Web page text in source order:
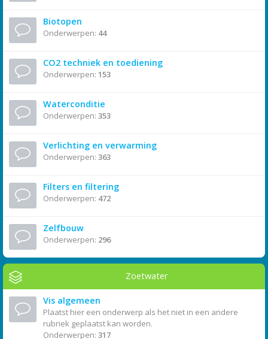
Biotopen
Onderwerpen: 44
CO2 techniek en toediening
Onderwerpen: 153
Waterconditie
Onderwerpen: 353
Verlichting en verwarming
Onderwerpen: 363
Filters en filtering
Onderwerpen: 472
Zelfbouw
Onderwerpen: 296
Zoetwater
Vis algemeen
Plaatst hier een onderwerp als het niet in een andere
rubriek geplaatst kan worden.
Onderwerpen: 317